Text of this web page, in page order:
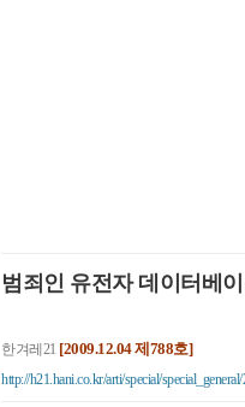
범죄인 유전자 데이터베
한겨레21 [2009.12.04 제788호]
http://h21.hani.co.kr/arti/special/